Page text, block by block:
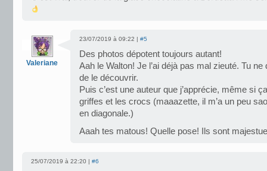
Valeriane
23/07/2019 à 09:22 | #5
Des photos dépotent toujours autant!
Aah le Walton! Je l’ai déjà pas mal zieuté. Tu
de le découvrir.
Puis c’est une auteur que j’apprécie, même si
griffes et les crocs (maaazette, il m’a un peu
en diagonale.)
Aaah tes matous! Quelle pose! Ils sont
25/07/2019 à 22:20 | #6